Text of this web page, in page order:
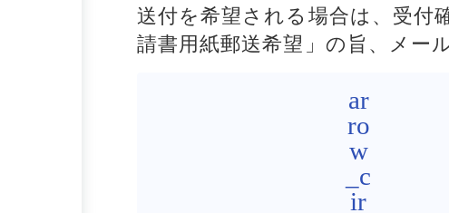
送付を希望される場合は、受付
請書用紙郵送希望」の旨、メー